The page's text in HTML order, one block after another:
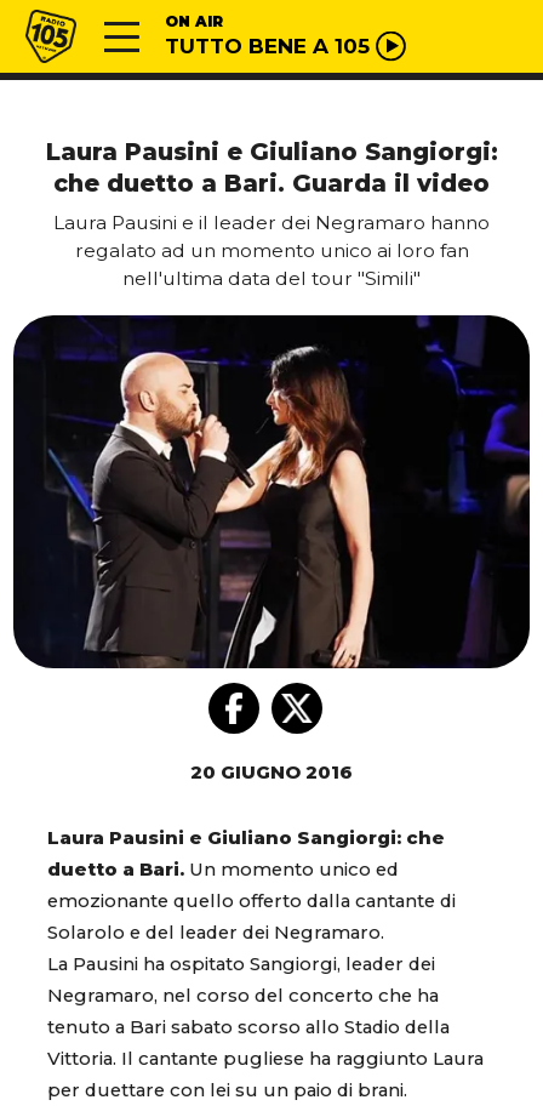
Vai al contenuto
Radio 105 ON AIR
TUTTO BENE A 105
Laura Pausini e Giuliano Sangiorgi:
che duetto a Bari. Guarda il video
Laura Pausini e il leader dei Negramaro hanno
regalato ad un momento unico ai loro fan
nell'ultima data del tour "Simili"
20 GIUGNO 2016
Laura Pausini e Giuliano Sangiorgi: che
duetto a Bari. Un momento unico ed
emozionante quello offerto dalla cantante di
Solarolo e del leader dei Negramaro.
La Pausini ha ospitato Sangiorgi, leader dei
Negramaro, nel corso del concerto che ha
tenuto a Bari sabato scorso allo Stadio della
Vittoria. Il cantante pugliese ha raggiunto Laura
per duettare con lei su un paio di brani.